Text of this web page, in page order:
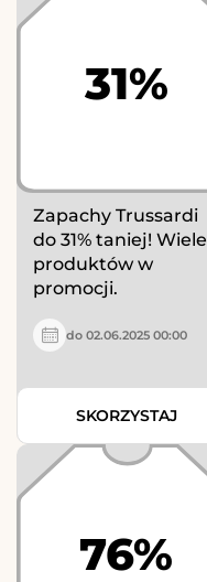
31%
Zapachy Trussardi
do 31% taniej! Wiele
produktów w
promocji.
do 02.06.2025 00:00
SKORZYSTAJ
76%